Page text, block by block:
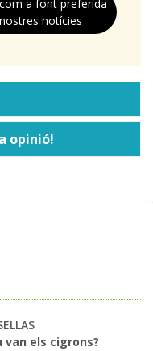
a font preferida
notícies
opinió!
van els cigrons?